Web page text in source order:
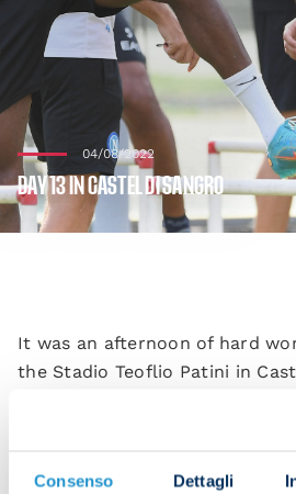
Consenso Dettagli
04/08/2022
DAY 13 IN CASTEL DI SANGRO
It was an afternoon of hard
the Stadio Teoflio Patini in